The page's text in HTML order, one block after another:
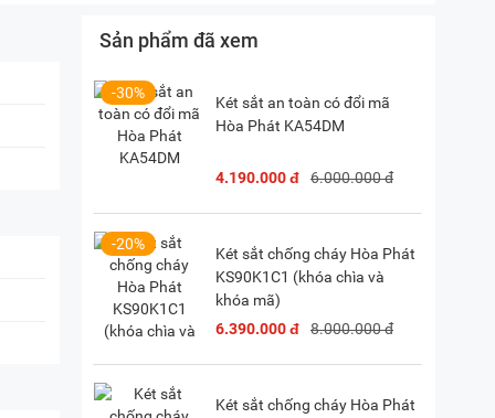
Chỉ đường)
Chỉ đường)
Vườn Lài, TP. HCM( Chỉ đường)
Sản phẩm đã xem
-30%
Két sắt an toàn có đổi mã
Hòa Phát KA54DM
4.190.000 đ 6.000.000 đ
-20%
Két sắt chống cháy Hòa Phát
KS90K1C1 (khóa chìa và
khóa mã)
6.390.000 đ
8.000.000 đ
Két sắt chống cháy Hòa Phát